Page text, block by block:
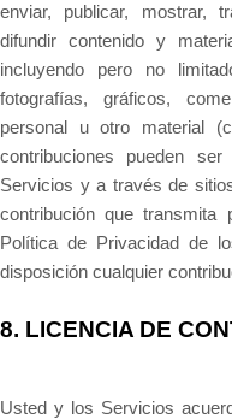
enviar, publicar, mostrar,
difundir contenido y
incluyendo pero no
fotografías, gráficos,
personal u otro material
contribuciones pueden
Servicios y a través de
contribución que
Política de Privacidad de
disposición cualquier
8. LICENCIA DE
Usted y los Servicios